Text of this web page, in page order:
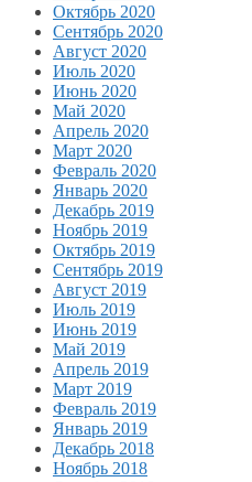
Октябрь 2020
Сентябрь 2020
Август 2020
Июль 2020
Июнь 2020
Май 2020
Апрель 2020
Март 2020
Февраль 2020
Январь 2020
Декабрь 2019
Ноябрь 2019
Октябрь 2019
Сентябрь 2019
Август 2019
Июль 2019
Июнь 2019
Май 2019
Апрель 2019
Март 2019
Февраль 2019
Январь 2019
Декабрь 2018
Ноябрь 2018